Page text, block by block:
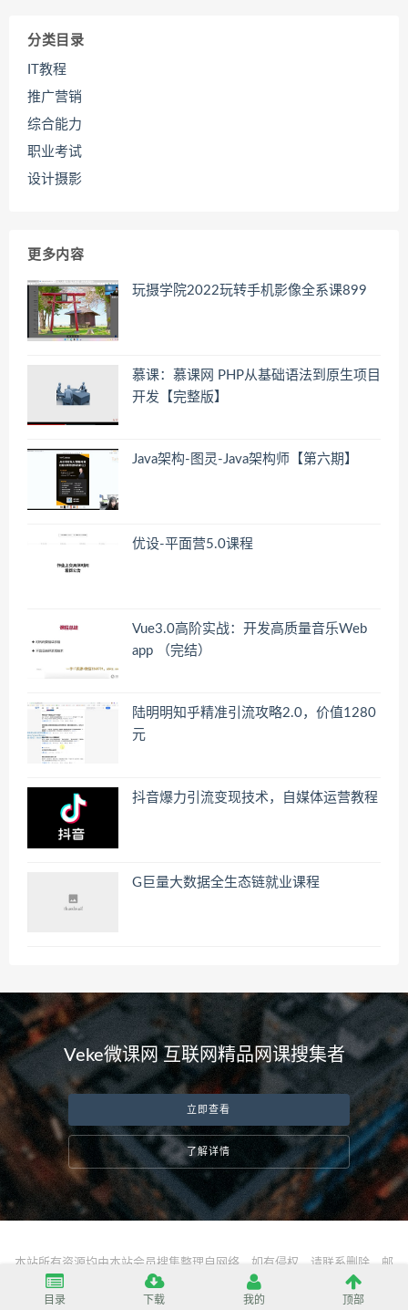
分类目录
IT教程
推广营销
综合能力
职业考试
设计摄影
更多内容
玩摄学院2022玩转手机影像全系课899
慕课：慕课网 PHP从基础语法到原生项目
开发【完整版】
Java架构-图灵-Java架构师【第六期】
优设-平面营5.0课程
Vue3.0高阶实战：开发高质量音乐Web
app （完结）
陆明明知乎精准引流攻略2.0，价值1280
元
抖音爆力引流变现技术，自媒体运营教程
G巨量大数据全生态链就业课程
Veke微课网 互联网精品网课搜集者
立即查看
了解详情
本站所有资源均由本站会员搜集整理自网络，如有侵权，请联系删除，邮
箱： server@vekeke.com
目录 下载 我的 顶部